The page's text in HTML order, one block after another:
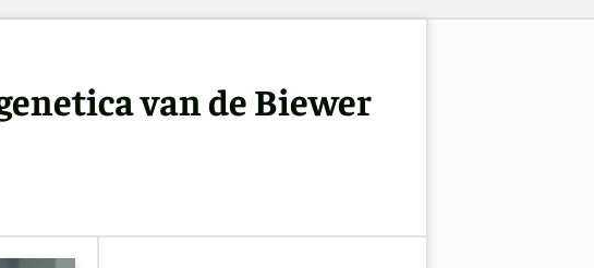
van de Biewer